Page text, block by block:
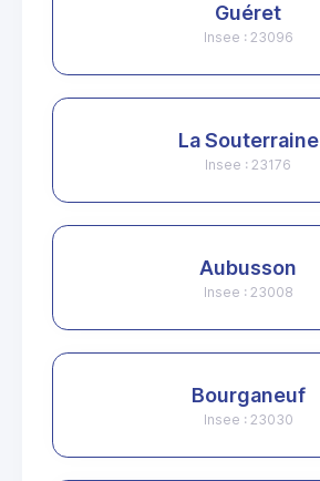
Guéret
Insee : 23096
La Souterraine
Insee : 23176
Aubusson
Insee : 23008
Bourganeuf
Insee : 23030